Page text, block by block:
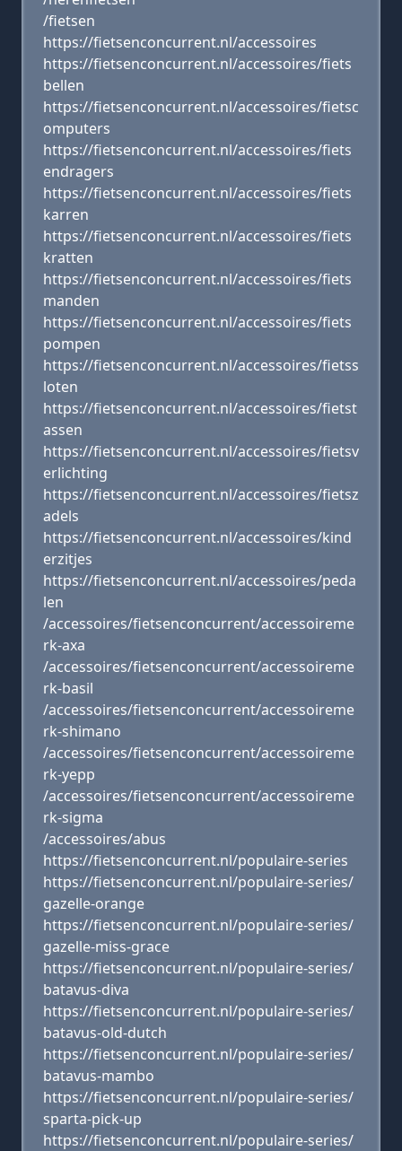
/fietsen
https://fietsenconcurrent.nl/accessoires
https://fietsenconcurrent.nl/accessoires/fiets
bellen
https://fietsenconcurrent.nl/accessoires/fietsc
omputers
https://fietsenconcurrent.nl/accessoires/fiets
endragers
https://fietsenconcurrent.nl/accessoires/fiets
karren
https://fietsenconcurrent.nl/accessoires/fiets
kratten
https://fietsenconcurrent.nl/accessoires/fiets
manden
https://fietsenconcurrent.nl/accessoires/fiets
pompen
https://fietsenconcurrent.nl/accessoires/fietss
loten
https://fietsenconcurrent.nl/accessoires/fietst
assen
https://fietsenconcurrent.nl/accessoires/fietsv
erlichting
https://fietsenconcurrent.nl/accessoires/fietsz
adels
https://fietsenconcurrent.nl/accessoires/kind
erzitjes
https://fietsenconcurrent.nl/accessoires/peda
len
/accessoires/fietsenconcurrent/accessoireme
rk-axa
/accessoires/fietsenconcurrent/accessoireme
rk-basil
/accessoires/fietsenconcurrent/accessoireme
rk-shimano
/accessoires/fietsenconcurrent/accessoireme
rk-yepp
/accessoires/fietsenconcurrent/accessoireme
rk-sigma
/accessoires/abus
https://fietsenconcurrent.nl/populaire-series
https://fietsenconcurrent.nl/populaire-series/
gazelle-orange
https://fietsenconcurrent.nl/populaire-series/
gazelle-miss-grace
https://fietsenconcurrent.nl/populaire-series/
batavus-diva
https://fietsenconcurrent.nl/populaire-series/
batavus-old-dutch
https://fietsenconcurrent.nl/populaire-series/
batavus-mambo
https://fietsenconcurrent.nl/populaire-series/
sparta-pick-up
https://fietsenconcurrent.nl/populaire-series/